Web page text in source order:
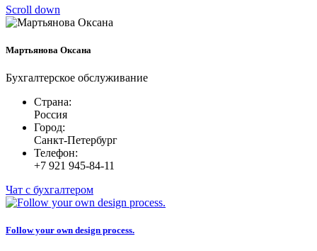
Scroll down
Мартьянова Оксана
Бухгалтерское обслуживание
Страна:
Россия
Город:
Санкт-Петербург
Телефон:
+7 921 945-84-11
Чат с бухгалтером
Follow your own design process.